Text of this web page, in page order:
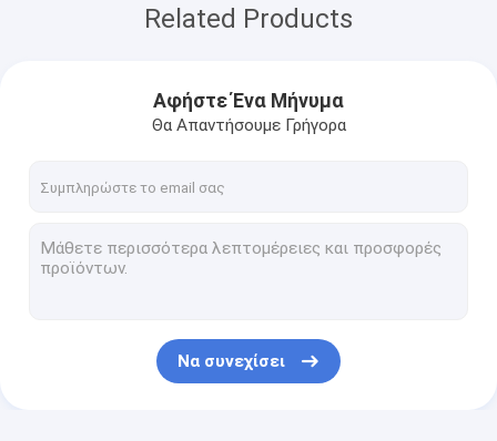
Related Products
Αφήστε Ένα Μήνυμα
Θα Απαντήσουμε Γρήγορα
Να συνεχίσει